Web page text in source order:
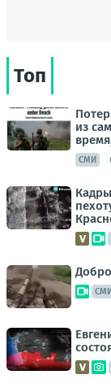
Топ
из
СМИ
СМИ